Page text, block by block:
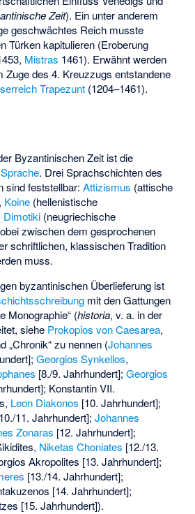
Zeit). Ein unter anderem
geschwächtes Reich musste
Türken kapitulieren (Eroberung
Mistras 1461). Erwähnt werden
Zuge des 4. Kreuzzugs entstandene
Trapezunt(1204–1461).
Byzantinischen Zeit ist die
. Drei Sprachschichten des
sind feststellbar: Attizismus (attische
Koine(hellenistische
Dimotiki(neugriechische
zwischen dem gesprochenen
schriftlichen, klassischen Tradition
muss.
byzantinischen Überlieferung ist
mit den Gattungen
Monographie“ (historia, v. a. in der
siehe Prokopios von Caesarea,
„Chronik“ zu nennen (Johannes
Georgios Synkellos,
[8./9. Jahrhundert]; Georgios
Konstantin VII.
, Leon Diakonos [10. Jahrhundert];
11. Jahrhundert]; Johannes
Zonaras [12. Jahrhundert];
Niketas Choniates [12./13.
Akropolites [13. Jahrhundert];
[13./14. Jahrhundert];
[14. Jahrhundert];
[15. Jahrhundert]).